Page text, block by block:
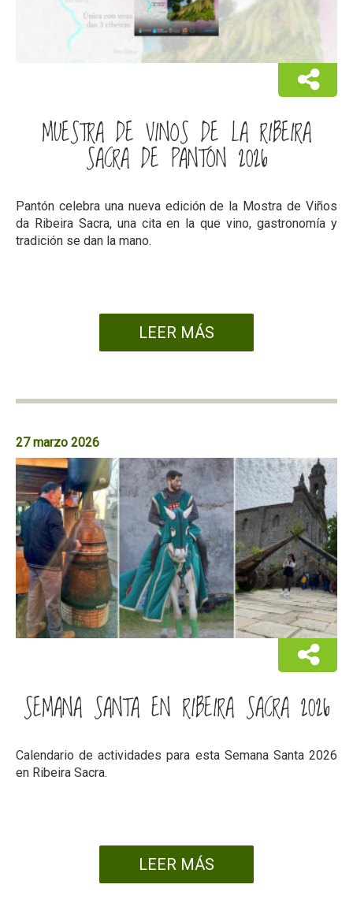
MUESTRA DE VINOS DE LA RIBEIRA
SACRA DE PANTÓN 2026
Pantón celebra una nueva edición de la Mostra de Viños
da Ribeira Sacra, una cita en la que vino, gastronomía y
tradición se dan la mano.
LEER MÁS
27 marzo 2026
SEMANA SANTA EN RIBEIRA SACRA 2026
Calendario de actividades para esta Semana Santa 2026
en Ribeira Sacra.
LEER MÁS